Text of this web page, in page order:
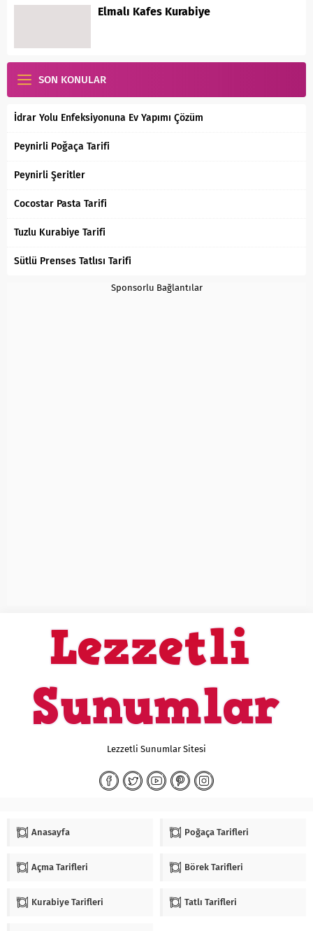
Elmalı Kafes Kurabiye
SON KONULAR
İdrar Yolu Enfeksiyonuna Ev Yapımı Çözüm
Peynirli Poğaça Tarifi
Peynirli Şeritler
Cocostar Pasta Tarifi
Tuzlu Kurabiye Tarifi
Sütlü Prenses Tatlısı Tarifi
Sponsorlu Bağlantılar
Lezzetli Sunumlar Sitesi
Anasayfa Poğaça Tarifleri
Açma Tarifleri Börek Tarifleri
Kurabiye Tarifleri Tatlı Tarifleri